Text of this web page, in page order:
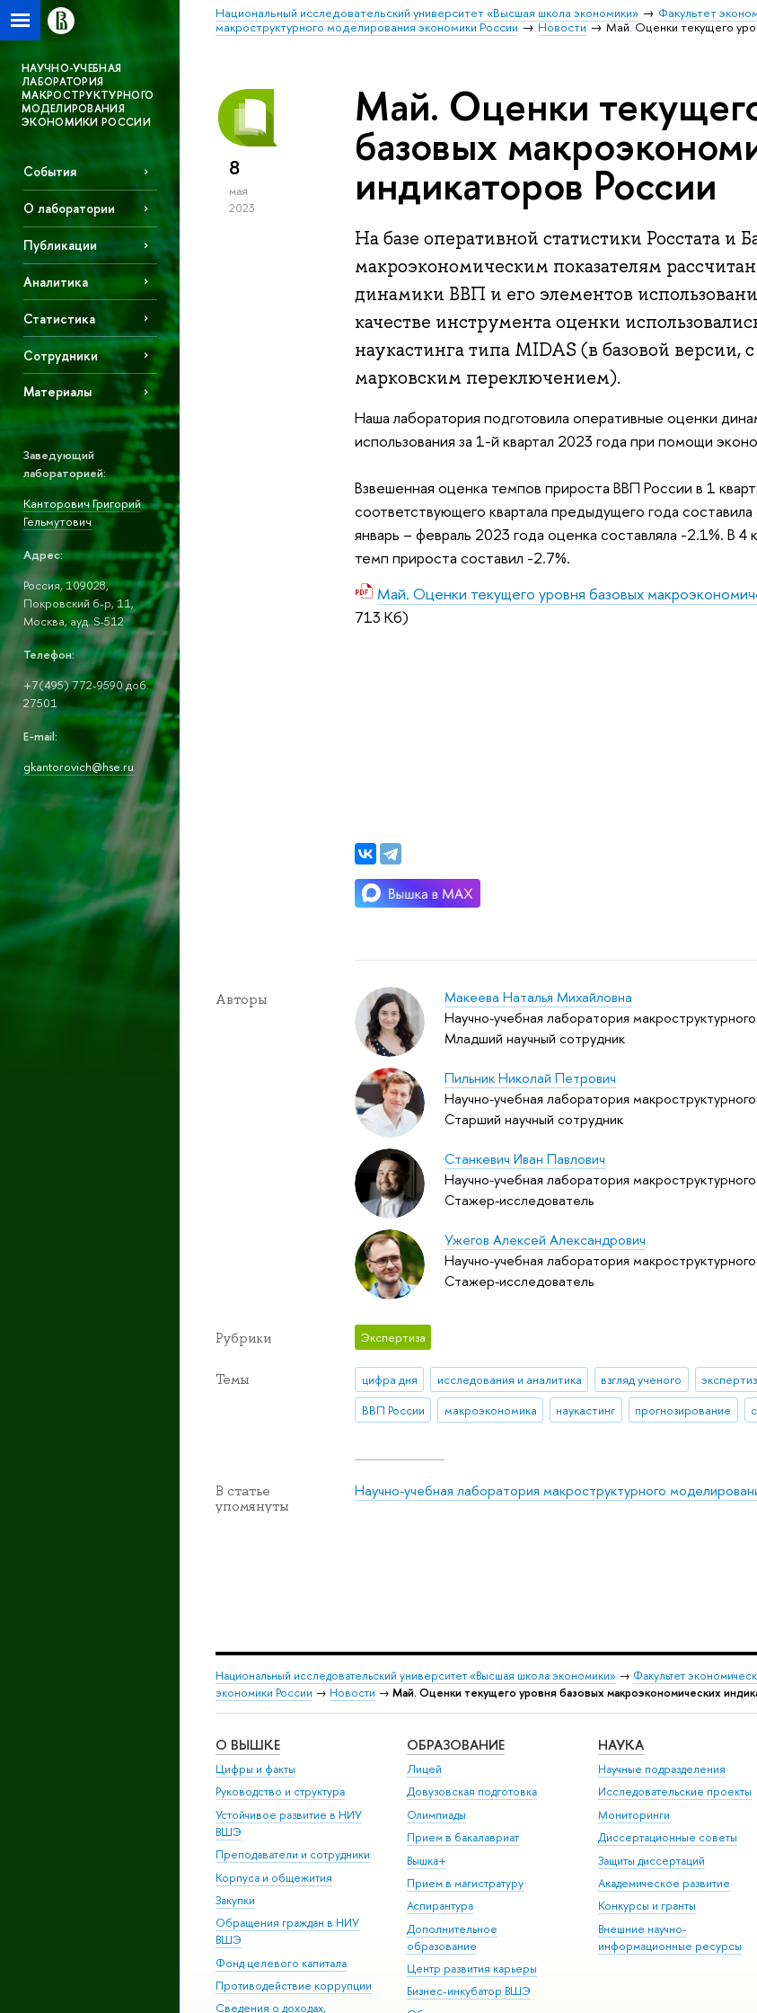
Национальный исследовательский университет «Высшая школа экономики» Факультет
макроструктурного моделирования экономики России
Новости Май. Оценки текущего
НАУЧНО-УЧЕБНАЯ
ЛАБОРАТОРИЯ
МАКРОСТРУКТУРНОГО
МОДЕЛИРОВАНИЯ
ЭКОНОМИКИ РОССИИ
События
О лаборатории
Публикации
Аналитика
Статистика
Сотрудники
Материалы
Заведующий
лабораторией:
Канторович Григорий
Гельмутович
Адрес:
Россия, 109028,
Покровский б-р, 11,
Москва, ауд. S-512
Телефон:
+7(495) 772-9590 доб.
27501
E-mail:
gkantorovich@hse.ru
8
мая
2023
Май. Оценки
базовых
индикаторов России
На базе оперативной статистики Росстата и
макроэкономическим показателям
динамики ВВП и его элементов
качестве инструмента оценки
наукастинга типа MIDAS (в базовой версии,
марковским переключением).
Наша лаборатория подготовила оперативные оценки
использования за 1-й квартал 2023 года при помощи
Взвешенная оценка темпов прироста ВВП России в 1
соответствующего квартала предыдущего года
январь – февраль 2023 года оценка составляла -2.1%. В 4
темп прироста составил -2.7%.
Май. Оценки текущего уровня базовых
713 Кб)
Авторы
Макеева Наталья Михайловна
Научно-учебная лаборатория
Младший научный сотрудник
Пильник Николай Петрович
Научно-учебная лаборатория
Старший научный сотрудник
Станкевич Иван Павлович
Научно-учебная лаборатория
Стажер-исследователь
Ужегов Алексей Александрович
Научно-учебная лаборатория
Стажер-исследователь
Рубрики Экспертиза
Темы цифра дня исследования и аналитика взгляд ученого
ВВП России
макроэкономика наукастинг прогнозирование
В статье
упомянуты
Научно-учебная лаборатория макроструктурного
Национальный исследовательский университет «Высшая школа экономики» → Факультет
экономики России → Новости → Май. Оценки текущего уровня базовых макроэкономических
О ВЫШКЕ
Цифры и факты
Руководство и структура
Устойчивое развитие в НИУ
ВШЭ
Преподаватели и сотрудники
Корпуса и общежития
Закупки
Обращения граждан в НИУ
ВШЭ
Фонд целевого капитала
Противодействие коррупции
Сведения о доходах,
ОБРАЗОВАНИЕ
Лицей
Довузовская подготовка
Олимпиады
Прием в бакалавриат
Вышка+
Прием в магистратуру
Аспирантура
Дополнительное
образование
Центр развития карьеры
Бизнес-инкубатор ВШЭ
НАУКА
Научные подразделения
Исследовательские проекты
Мониторинги
Диссертационные советы
Защиты диссертаций
Академическое развитие
Конкурсы и гранты
Внешние научно-
информационные ресурсы